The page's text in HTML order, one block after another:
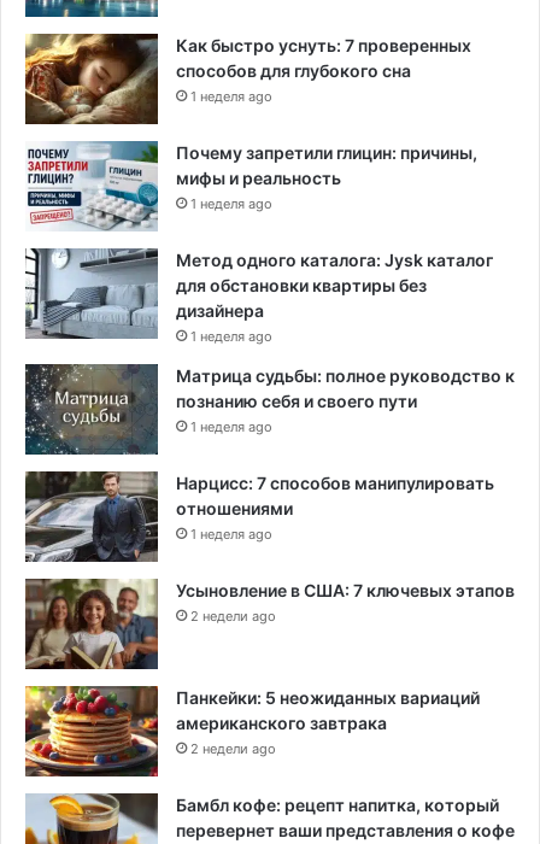
Как быстро уснуть: 7 проверенных
способов для глубокого сна
1 неделя ago
Почему запретили глицин: причины,
мифы и реальность
1 неделя ago
Метод одного каталога: Jysk каталог
для обстановки квартиры без
дизайнера
1 неделя ago
Матрица судьбы: полное руководство к
познанию себя и своего пути
1 неделя ago
Нарцисс: 7 способов манипулировать
отношениями
1 неделя ago
Усыновление в США: 7 ключевых этапов
2 недели ago
Панкейки: 5 неожиданных вариаций
американского завтрака
2 недели ago
Бамбл кофе: рецепт напитка, который
перевернет ваши представления о кофе